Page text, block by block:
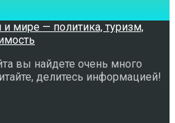
вы найдете очень много
делитесь информацией!